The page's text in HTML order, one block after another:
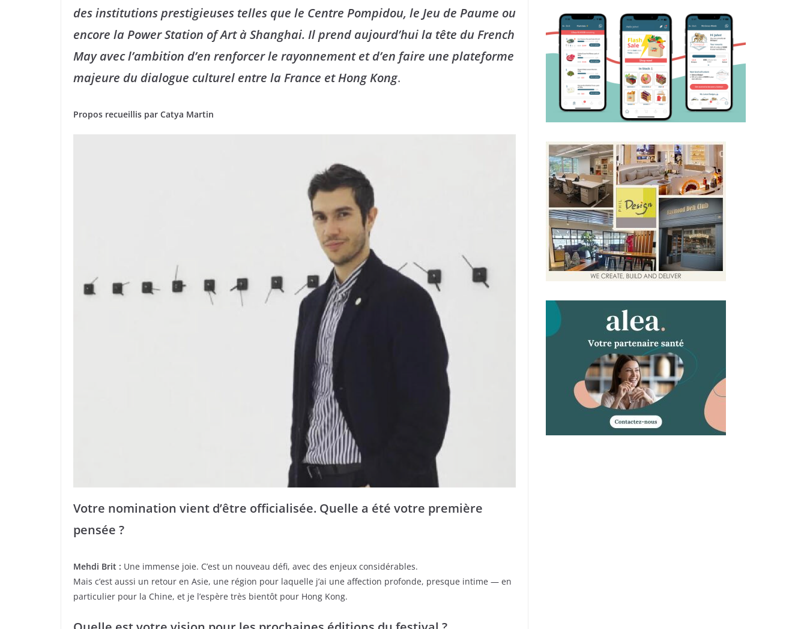
des institutions prestigieuses telles que le Centre Pompidou, le Jeu de Paume ou
encore la Power Station of Art à Shanghai. Il prend aujourd’hui la tête du French
May avec l’ambition d’en renforcer le rayonnement et d’en faire une plateforme
majeure du dialogue culturel entre la France et Hong Kong.
Propos recueillis par Catya Martin
Votre nomination vient d’être officialisée. Quelle a été votre première
pensée ?
Mehdi Brit : Une immense joie. C’est un nouveau défi, avec des enjeux considérables.
Mais c’est aussi un retour en Asie, une région pour laquelle j’ai une affection profonde, presque intime — en
particulier pour la Chine, et je l’espère très bientôt pour Hong Kong.